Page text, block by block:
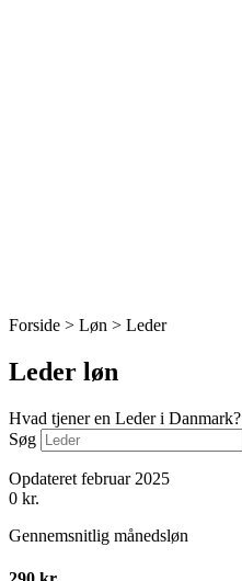
Forside > Løn > Leder
Leder løn
Hvad tjener en Leder i Danmark?
Søg
Opdateret februar 2025
0 kr.
Gennemsnitlig månedsløn